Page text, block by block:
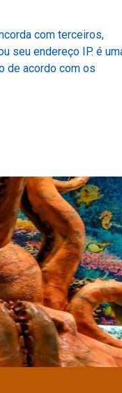
com terceiros,
seu endereço IP. é
de acordo com os